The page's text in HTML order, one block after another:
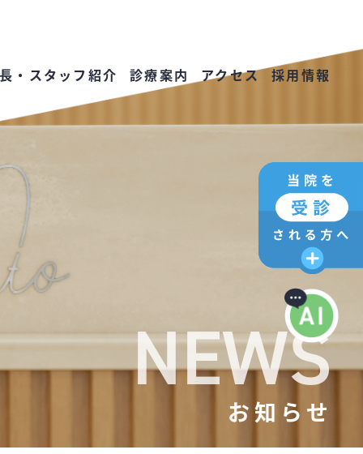
・スタッフ紹介 診療案内 アクセス 採用情報
NEWS
お知らせ